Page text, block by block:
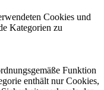
Cookies und
Kategorien zu
Funktion
enthält nur Cookies,